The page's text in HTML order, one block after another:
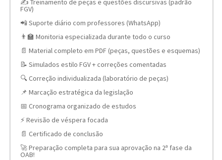
✍️ Treinamento de peças e questões discursivas (padrão
FGV)
📲 Suporte diário com professores (WhatsApp)
👨‍🏫 Monitoria especializada durante todo o curso
📄 Material completo em PDF (peças, questões e esquemas)
📝 Simulados estilo FGV + correções comentadas
🔍 Correção individualizada (laboratório de peças)
📌 Marcação estratégica da legislação
📅 Cronograma organizado de estudos
⚡ Revisão de véspera focada
📄 Certificado de conclusão
🚀 Preparação completa para sua aprovação na 2ª fase da
OAB!